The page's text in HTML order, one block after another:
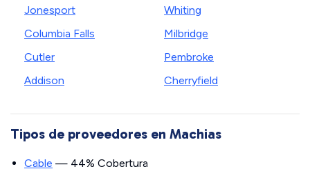
Jonesport
Columbia Falls
Cutler
Addison
Whiting
Milbridge
Pembroke
Cherryfield
Tipos de proveedores en Machias
Cable — 44% Cobertura